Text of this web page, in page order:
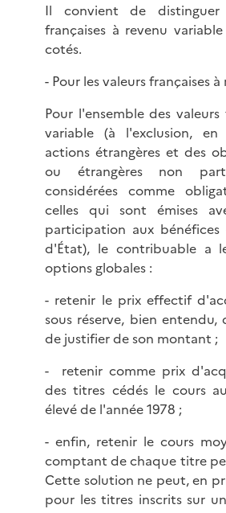
Il convient de
françaises à revenu
cotés.
- Pour les valeurs françaises
Pour l'ensemble des
variable (à l'exclusion, en
actions étrangères et des
ou étrangères non
considérées comme
celles qui sont émises
participation aux
d'État), le contribuable a
options globales :
- retenir le prix effectif
sous réserve, bien
de justifier de son montant ;
- retenir comme prix
des titres cédés le cours
élevé de l'année 1978 ;
- enfin, retenir le cours
comptant de chaque titre
Cette solution ne peut, en
pour les titres inscrits sur